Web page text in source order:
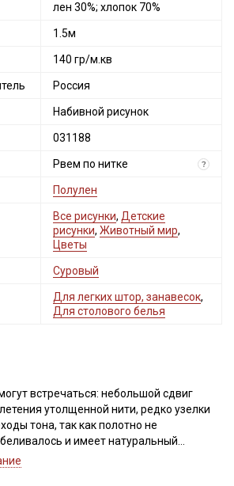
лен 30%; хлопок 70%
1.5м
140 гр/м.кв
Россия
Набивной рисунок
031188
Рвем по нитке ?
Полулен
Все рисунки, Детские
рисунки, Животный мир,
Цветы
Суровый
Для легких штор, занавесок,
Для столового белья
встречаться: небольшой сдвиг
утолщенной нити, редко узелки
тона, так как полотно не
и имеет натуральный